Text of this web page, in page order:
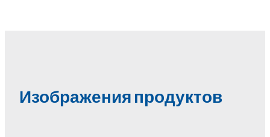
Изображения продуктов